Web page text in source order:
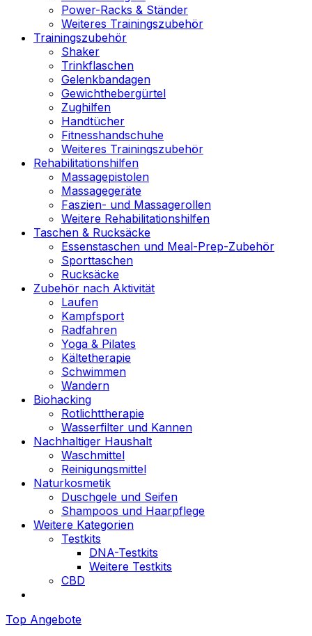
Power-Racks & Ständer
Weiteres Trainingszubehör
Trainingszubehör
Shaker
Trinkflaschen
Gelenkbandagen
Gewichthebergürtel
Zughilfen
Handtücher
Fitnesshandschuhe
Weiteres Trainingszubehör
Rehabilitationshilfen
Massagepistolen
Massagegeräte
Faszien- und Massagerollen
Weitere Rehabilitationshilfen
Taschen & Rucksäcke
Essenstaschen und Meal-Prep-Zubehör
Sporttaschen
Rucksäcke
Zubehör nach Aktivität
Laufen
Kampfsport
Radfahren
Yoga & Pilates
Kältetherapie
Schwimmen
Wandern
Biohacking
Rotlichttherapie
Wasserfilter und Kannen
Nachhaltiger Haushalt
Waschmittel
Reinigungsmittel
Naturkosmetik
Duschgele und Seifen
Shampoos und Haarpflege
Weitere Kategorien
Testkits
DNA-Testkits
Weitere Testkits
CBD
Top Angebote